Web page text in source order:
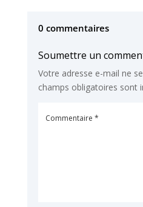
0 commentaires
Soumettre un
Votre adresse e-mail ne
champs obligatoires sont